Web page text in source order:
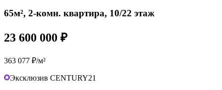
65м², 2-комн. квартира, 10/22 этаж
23 600 000 ₽
363 077 ₽/м²
Эксклюзив CENTURY21